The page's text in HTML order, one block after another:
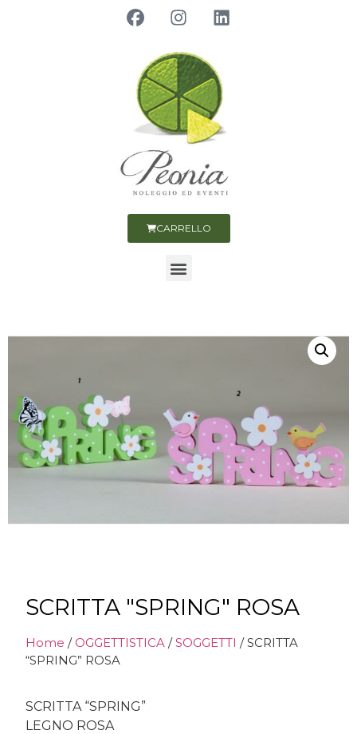
CARRELLO
SCRITTA "SPRING" ROSA
Home / OGGETTISTICA /SOGGETTI / SCRITTA
“SPRING” ROSA
SCRITTA “SPRING”
LEGNO ROSA